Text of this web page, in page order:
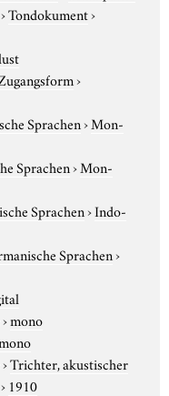
Tondokument›
›
Sprachen›Mon-
Sprachen›Mon-
Sprachen›Indo-
Sprachen›
›mono
›Trichter, akustischer
› 1910